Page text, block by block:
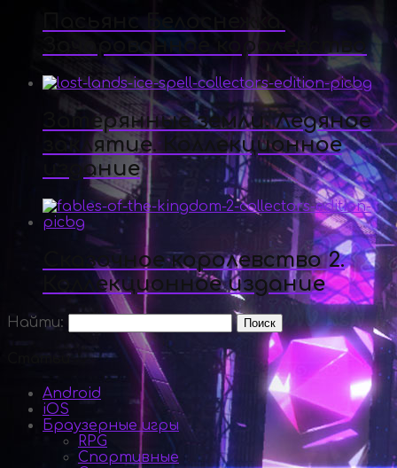
Зачарованное королевство
Затерянные земли. Ледяное
заклятие. Коллекционное
издание
Сказочное королевство 2.
Коллекционное издание
Найти:
Статьи
Android
iOS
Браузерные игры
RPG
Спортивные